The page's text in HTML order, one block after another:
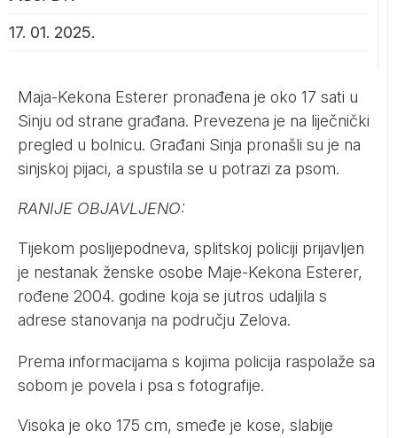
17. 01. 2025.
Maja-Kekona Esterer pronađena je oko 17 sati u
Sinju od strane građana. Prevezena je na liječnički
pregled u bolnicu. Građani Sinja pronašli su je na
sinjskoj pijaci, a spustila se u potrazi za psom.
RANIJE OBJAVLJENO:
Tijekom poslijepodneva, splitskoj policiji prijavljen
je nestanak ženske osobe Maje-Kekona Esterer,
rođene 2004. godine koja se jutros udaljila s
adrese stanovanja na području Zelova.
Prema informacijama s kojima policija raspolaže sa
sobom je povela i psa s fotografije.
Visoka je oko 175 cm, smeđe je kose, slabije